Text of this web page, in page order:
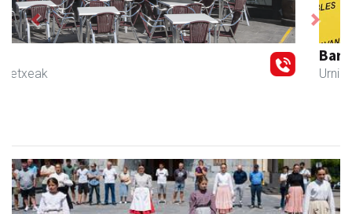
Barn trasteleku eta biltegi txikien alokairua
Urnieta
Previous Next